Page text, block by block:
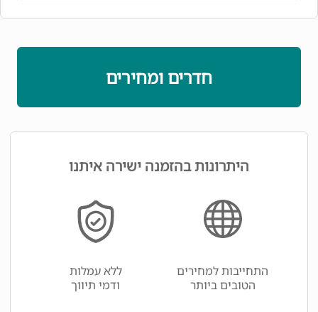
חדרים ומחירים
היתרונות בהזמנה ישירה איתנו
התחייבות למחירים
הטובים ביותר
ללא עמלות
ודמי תיווך